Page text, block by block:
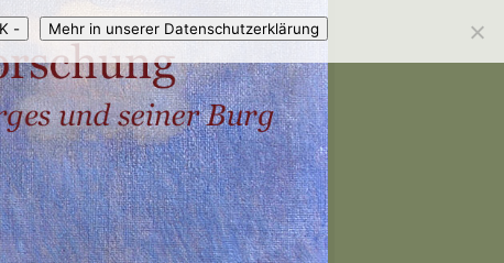
- Mehr in unserer Datenschutzerklärung